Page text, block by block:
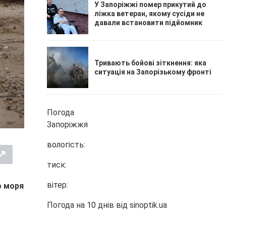
моря
У Запоріжжі помер прикутий до
ліжка ветеран, якому сусіди не
давали встановити підйомник
Тривають бойові зіткнення: яка
ситуація на Запорізькому фронті
Погода
Запоріжжя
вологість:
тиск:
вітер:
Погода на 10 днів від sinoptik.ua